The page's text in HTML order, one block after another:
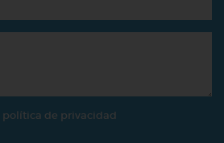
política de privacidad